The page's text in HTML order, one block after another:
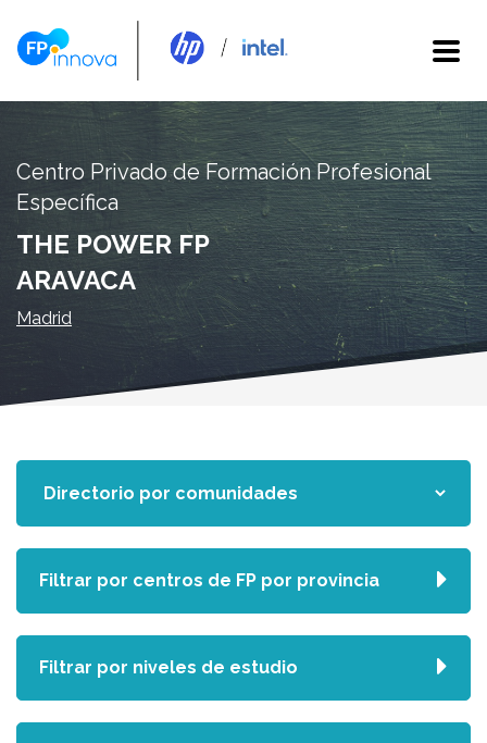
Centro Privado de Formación Profesional
Específica
THE POWER FP
ARAVACA
Madrid
Filtrar por centros de FP por provincia
Filtrar por niveles de estudio